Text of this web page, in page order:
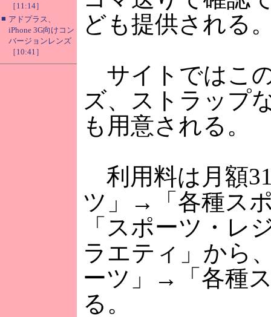
［11:14］
■ アドプラス、
iPhone 3G向けコン
バージョンレンズ
［10:41］
ども提供される
サイトではこ
ズ、ストラップ
も用意される。
利用料は月額
ツ」→「各種ス
「スポーツ・
ラエティ」から
ーツ」→「各種
る。